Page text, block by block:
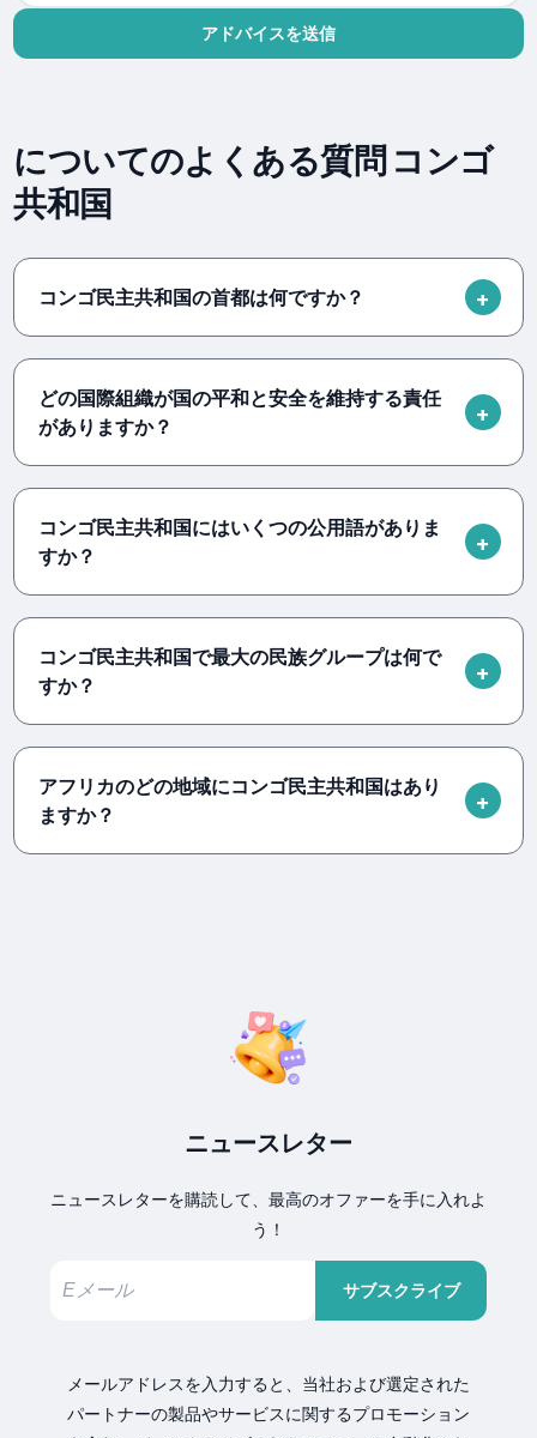
アドバイスを送信
についてのよくある質問 コンゴ
共和国
コンゴ民主共和国の首都は何ですか？
どの国際組織が国の平和と安全を維持する責任
がありますか？
コンゴ民主共和国にはいくつの公用語がありま
すか？
コンゴ民主共和国で最大の民族グループは何で
すか？
アフリカのどの地域にコンゴ民主共和国はあり
ますか？
ニュースレター
ニュースレターを購読して、最高のオファーを手に入れよ
う！
サブスクライブ
メールアドレスを入力すると、当社および選定された
パートナーの製品やサービスに関するプロモーション